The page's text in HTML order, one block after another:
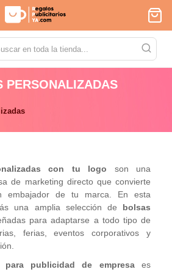
PERSONALIZADAS
con tu logo son una
de marketing directo que convierte
embajador de tu marca. En esta
una amplia selección de bolsas
para adaptarse a todo tipo de
ferias, eventos corporativos y
para publicidad de empresaes